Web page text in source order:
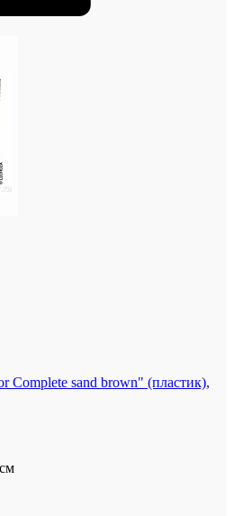
Complete sand brown" (пластик),